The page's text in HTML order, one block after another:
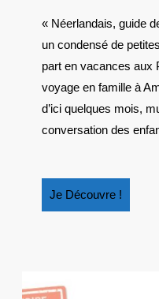
« Néerlandais, guide
un condensé de
part en vacances aux
voyage en famille à
d’ici quelques mois,
conversation des
Je Découvre !